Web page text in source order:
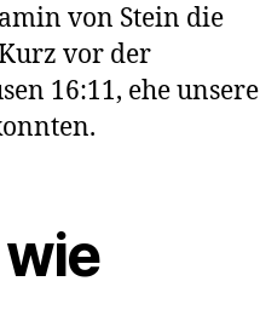
von Stein die
vor der
16:11, ehe unsere